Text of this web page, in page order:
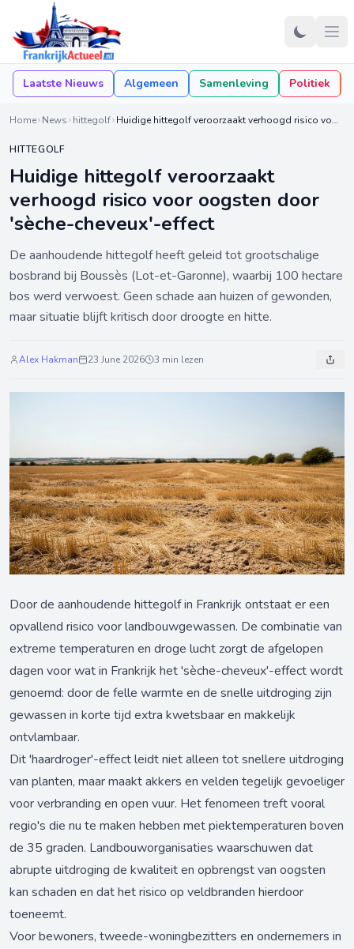
Laatste Nieuws Algemeen Samenleving Politiek
Home News hittegolf Huidige hittegolf veroorzaakt verhoogd risico voor oogsten door 'sèche-cheveux'-effect
HITTEGOLF
Huidige hittegolf veroorzaakt
verhoogd risico voor oogsten door
'sèche-cheveux'-effect
De aanhoudende hittegolf heeft geleid tot grootschalige
bosbrand bij Boussès (Lot-et-Garonne), waarbij 100 hectare
bos werd verwoest. Geen schade aan huizen of gewonden,
maar situatie blijft kritisch door droogte en hitte.
Alex Hakman 23 June 2026 3 min lezen
Door de aanhoudende hittegolf in Frankrijk ontstaat er een
opvallend risico voor landbouwgewassen. De combinatie van
extreme temperaturen en droge lucht zorgt de afgelopen
dagen voor wat in Frankrijk het 'sèche-cheveux'-effect wordt
genoemd: door de felle warmte en de snelle uitdroging zijn
gewassen in korte tijd extra kwetsbaar en makkelijk
ontvlambaar.
Dit 'haardroger'-effect leidt niet alleen tot snellere uitdroging
van planten, maar maakt akkers en velden tegelijk gevoeliger
voor verbranding en open vuur. Het fenomeen treft vooral
regio's die nu te maken hebben met piektemperaturen boven
de 35 graden. Landbouworganisaties waarschuwen dat
abrupte uitdroging de kwaliteit en opbrengst van oogsten
kan schaden en dat het risico op veldbranden hierdoor
toeneemt.
Voor bewoners, tweede-woningbezitters en ondernemers in